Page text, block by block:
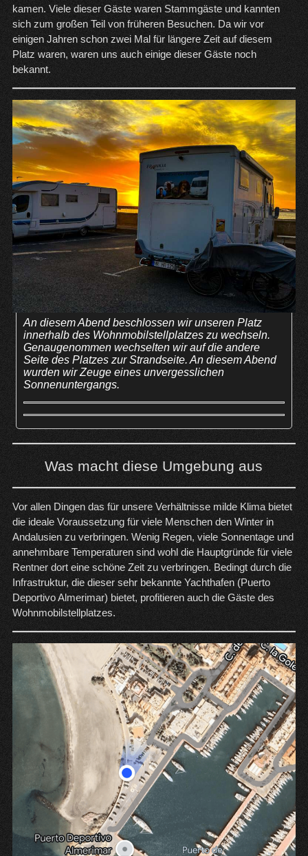
kamen. Viele dieser Gäste waren Stammgäste und kannten
sich zum großen Teil von früheren Besuchen. Da wir vor
einigen Jahren schon zwei Mal für längere Zeit auf diesem
Platz waren, waren uns auch einige dieser Gäste noch
bekannt.
An diesem Abend beschlossen wir unseren Platz
innerhalb des Wohnmobilstellplatzes zu wechseln.
Genaugenommen wechselten wir auf die andere
Seite des Platzes zur Strandseite. An diesem Abend
wurden wir Zeuge eines unvergesslichen
Sonnenuntergangs.
Was macht diese Umgebung aus
Vor allen Dingen das für unsere Verhältnisse milde Klima bietet
die ideale Voraussetzung für viele Menschen den Winter in
Andalusien zu verbringen. Wenig Regen, viele Sonnentage und
annehmbare Temperaturen sind wohl die Hauptgründe für viele
Rentner dort eine schöne Zeit zu verbringen. Bedingt durch die
Infrastruktur, die dieser sehr bekannte Yachthafen (Puerto
Deportivo Almerimar) bietet, profitieren auch die Gäste des
Wohnmobilstellplatzes.